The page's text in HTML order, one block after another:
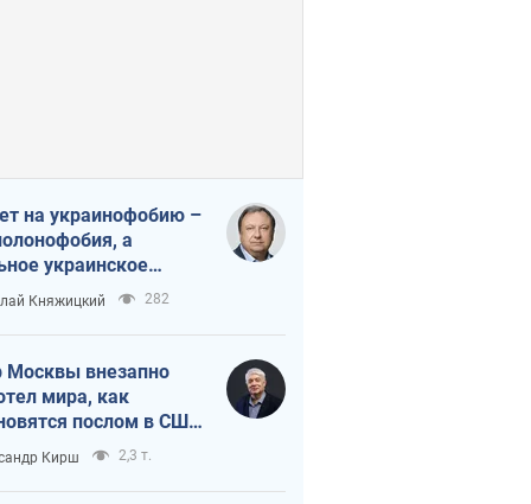
на украинофобию –
а
украинское
Княжицкий 282
Москвы внезапно
мира, как
послом в США
украинские топ-
Кирш 2,3 т.